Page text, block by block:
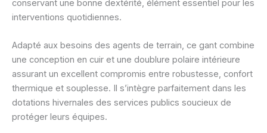
conservant une bonne dextérité, élément essentiel pour les
interventions quotidiennes.
Adapté aux besoins des agents de terrain, ce gant combine
une conception en cuir et une doublure polaire intérieure
assurant un excellent compromis entre robustesse, confort
thermique et souplesse. Il s’intègre parfaitement dans les
dotations hivernales des services publics soucieux de
protéger leurs équipes.